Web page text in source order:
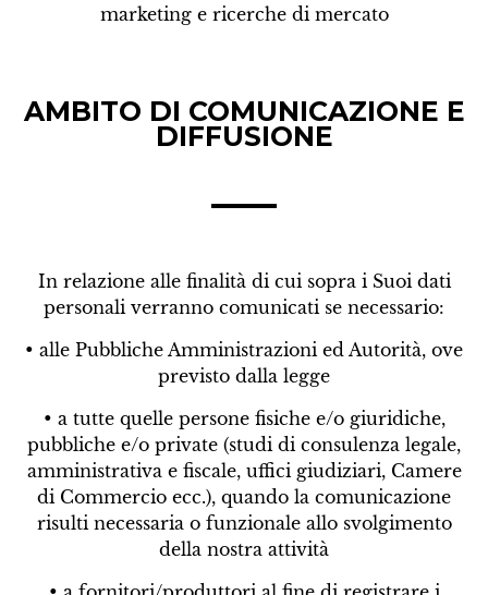
marketing e ricerche di mercato
AMBITO DI COMUNICAZIONE E
DIFFUSIONE
In relazione alle finalità di cui sopra i Suoi dati
personali verranno comunicati se necessario:
• alle Pubbliche Amministrazioni ed Autorità, ove
previsto dalla legge
• a tutte quelle persone fisiche e/o giuridiche,
pubbliche e/o private (studi di consulenza legale,
amministrativa e fiscale, uffici giudiziari, Camere
di Commercio ecc.), quando la comunicazione
risulti necessaria o funzionale allo svolgimento
della nostra attività